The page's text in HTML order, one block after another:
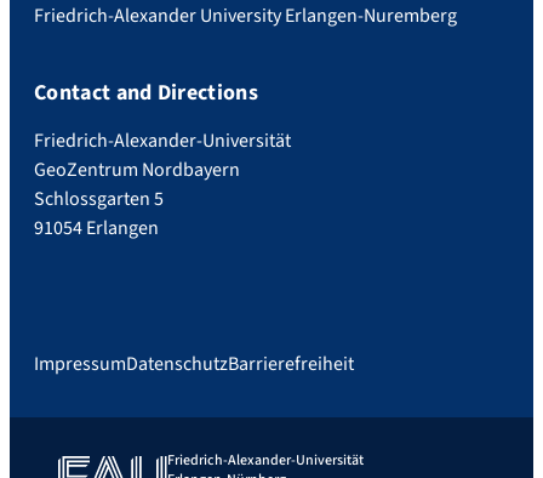
Friedrich-Alexander University Erlangen-Nuremberg
Contact and Directions
Friedrich-Alexander-Universität
GeoZentrum Nordbayern
Schlossgarten 5
91054 Erlangen
ImpressumDatenschutzBarrierefreiheit
Friedrich-Alexander-Universität